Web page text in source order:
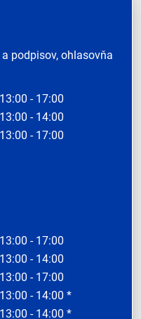
podpisov, ohlasovňa
13:00 - 17:00
13:00 - 14:00
13:00 - 17:00
13:00 - 17:00
13:00 - 14:00
13:00 - 17:00
13:00 - 14:00 *
13:00 - 14:00 *